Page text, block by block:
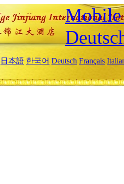
Mobile
日本語 한국어 Deutsch Français